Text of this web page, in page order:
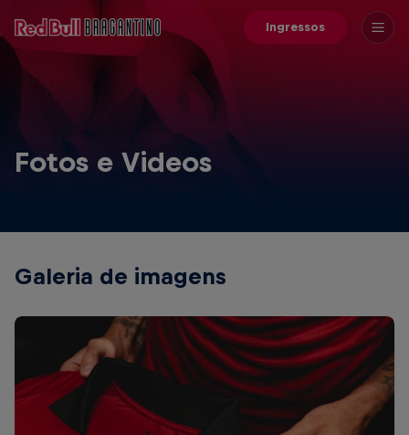
Ingressos
Fotos e Videos
Galeria de imagens